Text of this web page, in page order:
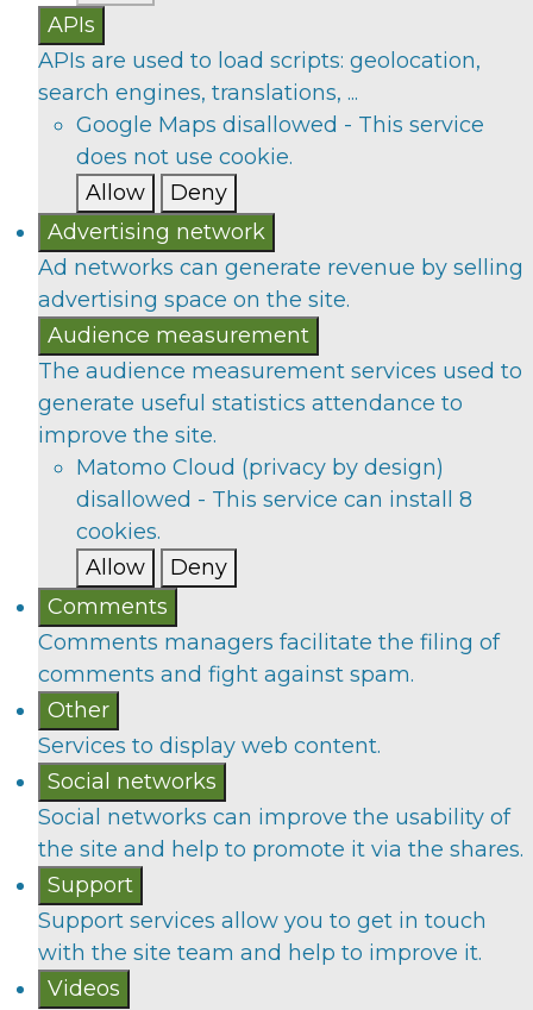
APIs
APIs are used to load scripts: geolocation,
search engines, translations, ...
Google Maps disallowed - This service
does not use cookie.
Allow
Deny
Advertising network
Ad networks can generate revenue by selling
advertising space on the site.
Audience measurement
The audience measurement services used to
generate useful statistics attendance to
improve the site.
Matomo Cloud (privacy by design)
disallowed - This service can install 8
cookies.
Allow
Deny
Comments
Comments managers facilitate the filing of
comments and fight against spam.
Other
Services to display web content.
Social networks
Social networks can improve the usability of
the site and help to promote it via the shares.
Support
Support services allow you to get in touch
with the site team and help to improve it.
Videos